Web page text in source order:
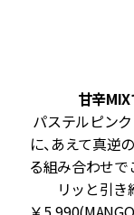
甘辛
パステルピン
に、あえて真逆
る組み合わせで
リッと引